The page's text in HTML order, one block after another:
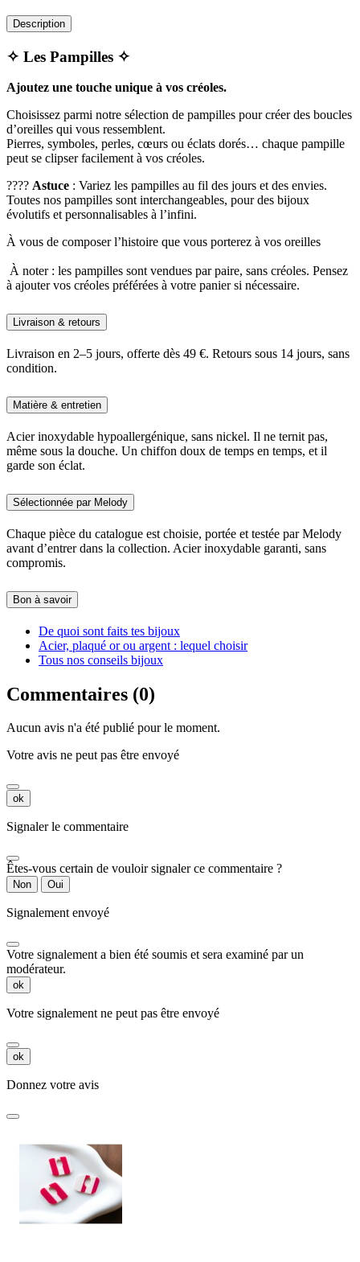
Description
✧ Les Pampilles ✧
Ajoutez une touche unique à vos créoles.
Choisissez parmi notre sélection de pampilles pour créer des boucles
d’oreilles qui vous ressemblent.
Pierres, symboles, perles, cœurs ou éclats dorés… chaque pampille
peut se clipser facilement à vos créoles.
???? Astuce : Variez les pampilles au fil des jours et des envies.
Toutes nos pampilles sont interchangeables, pour des bijoux
évolutifs et personnalisables à l’infini.
À vous de composer l’histoire que vous porterez à vos oreilles
À noter : les pampilles sont vendues par paire, sans créoles. Pensez
à ajouter vos créoles préférées à votre panier si nécessaire.
Livraison & retours
Livraison en 2–5 jours, offerte dès 49 €. Retours sous 14 jours, sans
condition.
Matière & entretien
Acier inoxydable hypoallergénique, sans nickel. Il ne ternit pas,
même sous la douche. Un chiffon doux de temps en temps, et il
garde son éclat.
Sélectionnée par Melody
Chaque pièce du catalogue est choisie, portée et testée par Melody
avant d’entrer dans la collection. Acier inoxydable garanti, sans
compromis.
Bon à savoir
De quoi sont faits tes bijoux
Acier, plaqué or ou argent : lequel choisir
Tous nos conseils bijoux
Commentaires (0)
Aucun avis n'a été publié pour le moment.
Votre avis ne peut pas être envoyé
ok
Signaler le commentaire
Êtes-vous certain de vouloir signaler ce commentaire ?
Non Oui
Signalement envoyé
Votre signalement a bien été soumis et sera examiné par un
modérateur.
ok
Votre signalement ne peut pas être envoyé
ok
Donnez votre avis